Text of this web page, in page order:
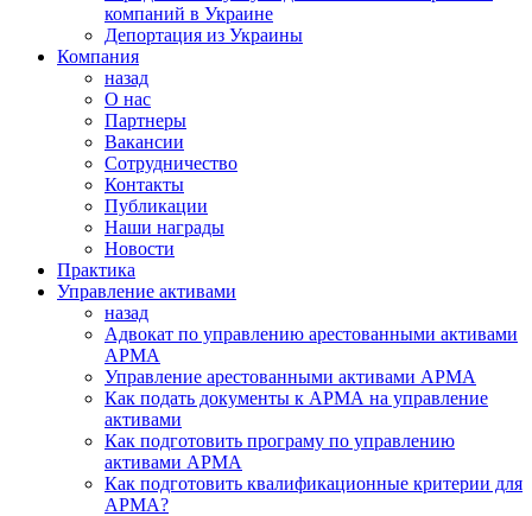
компаний в Украине
Депортация из Украины
Компания
назад
О нас
Партнеры
Вакансии
Сотрудничество
Контакты
Публикации
Наши награды
Новости
Практика
Управление активами
назад
Адвокат по управлению арестованными активами
АРМА
Управление арестованными активами АРМА
Как подать документы к АРМА на управление
активами
Как подготовить програму по управлению
активами АРМА
Как подготовить квалификационные критерии для
АРМА?